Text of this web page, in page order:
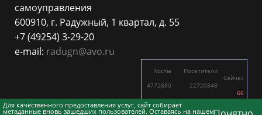
Для качественного предоставления услуг, сайт собирает
метаданные вновь зашедших пользователей. Оставаясь на нашем
самоуправления
600910, г. Радужный, 1 квартал, д. 55
+7 (49254) 3-29-20
e-mail: radugn@avo.ru
Хосты
4772880
5155
Посетители
22720848
16391
Сейчас
66